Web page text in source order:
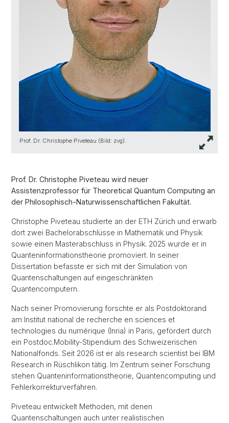
Prof. Dr. Christophe Piveteau (Bild: zvg).
Prof. Dr. Christophe Piveteau wird neuer
Assistenzprofessor für Theoretical Quantum Computing an
der Philosophisch-Naturwissenschaftlichen Fakultät.
Christophe Piveteau studierte an der ETH Zürich und erwarb
dort zwei Bachelorabschlüsse in Mathematik und Physik
sowie einen Masterabschluss in Physik. 2025 wurde er in
Quanteninformationstheorie promoviert. In seiner
Dissertation befasste er sich mit der Simulation von
Quantenschaltungen auf eingeschränkten
Quantencomputern.
Nach seiner Promovierung forschte er als Postdoktorand
am Institut national de recherche en sciences et
technologies du numérique (Inria) in Paris, gefördert durch
ein Postdoc.Mobility-Stipendium des Schweizerischen
Nationalfonds. Seit 2026 ist er als research scientist bei IBM
Research in Rüschlikon tätig. Im Zentrum seiner Forschung
stehen Quanteninformationstheorie, Quantencomputing und
Fehlerkorrekturverfahren.
Piveteau entwickelt Methoden, mit denen
Quantenschaltungen auch unter realistischen